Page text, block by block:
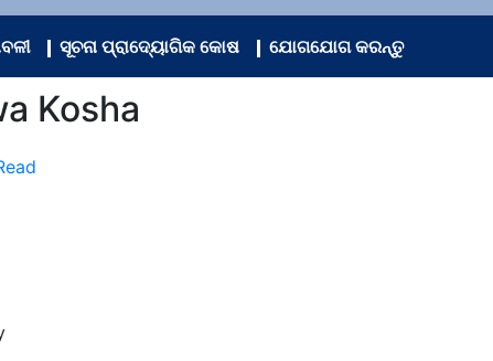
ସୂଚନା ପ୍ରାଦ୍ୟୋଗିକ କୋଷ ଯୋଗଯୋଗ କରନ୍ତୁ
Kosha